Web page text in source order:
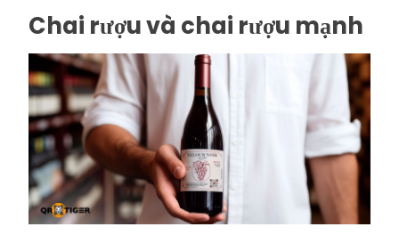
Chai rượu và chai rượu mạnh